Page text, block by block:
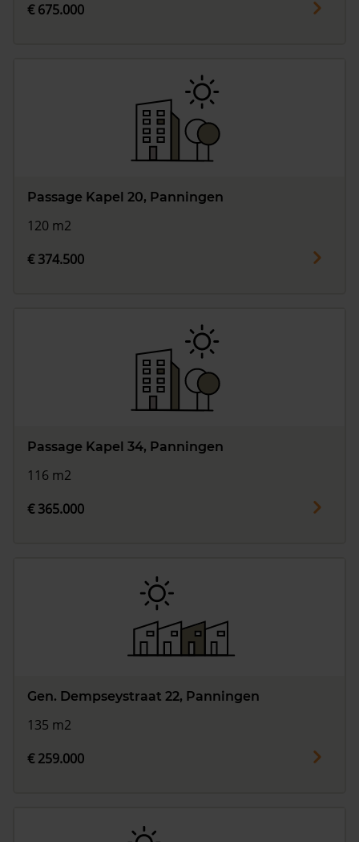
€ 675.000
Passage Kapel 20, Panningen
120 m2
€ 374.500
Passage Kapel 34, Panningen
116 m2
€ 365.000
Gen. Dempseystraat 22, Panningen
135 m2
€ 259.000